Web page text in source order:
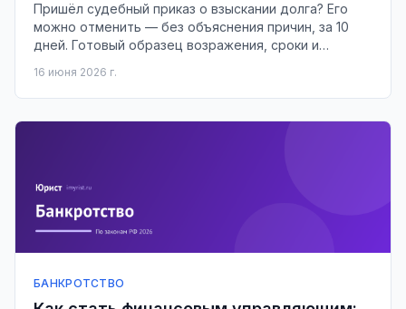
Пришёл судебный приказ о взыскании долга? Его
можно отменить — без объяснения причин, за 10
дней. Готовый образец возражения, сроки и
16 июня 2026 г.
БАНКРОТСТВО